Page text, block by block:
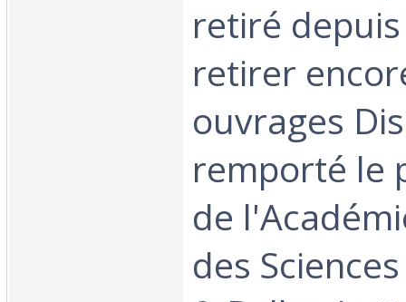
retiré
retirer
ouvrages
remporté le
de
des